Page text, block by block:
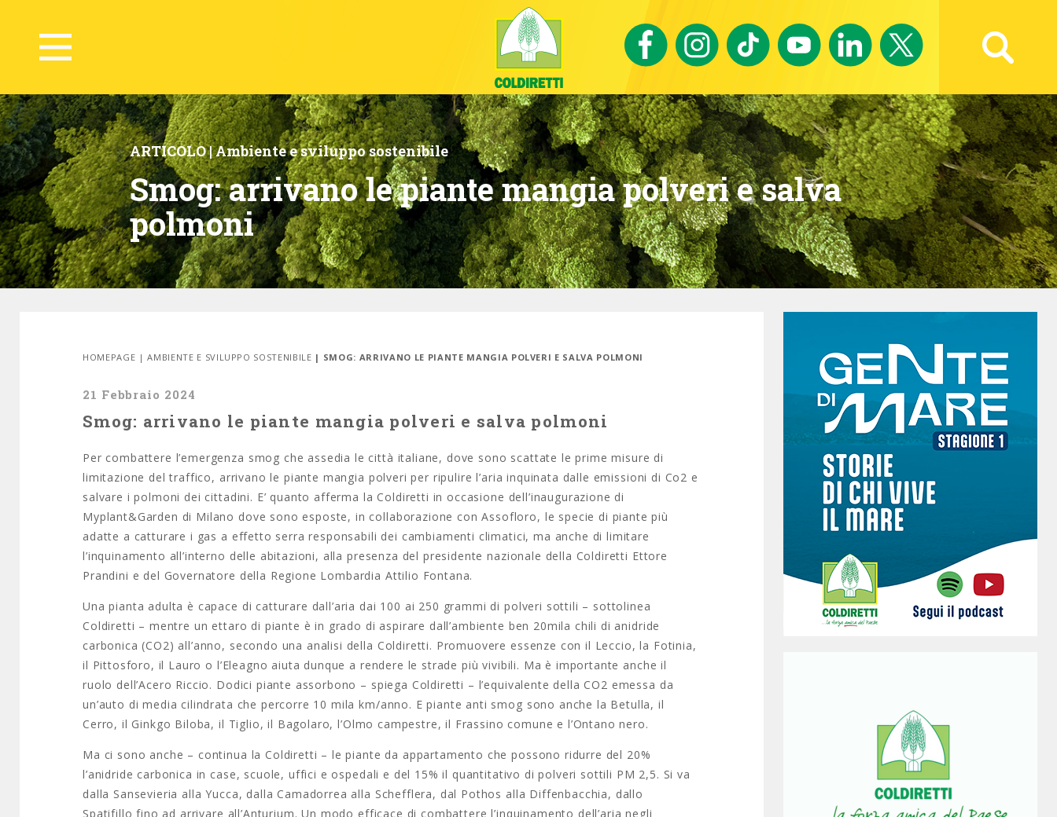
Ricerca avanzata
ARTICOLO |Ambiente e sviluppo sostenibile
Smog: arrivano le piante mangia polveri e salva
polmoni
HOMEPAGE |AMBIENTE E SVILUPPO SOSTENIBILE | SMOG: ARRIVANO LE PIANTE MANGIA POLVERI E SALVA POLMONI
21 Febbraio 2024
Smog: arrivano le piante mangia polveri e salva polmoni
Per combattere l’emergenza smog che assedia le città italiane, dove sono scattate le prime misure di
limitazione del traffico, arrivano le piante mangia polveri per ripulire l’aria inquinata dalle emissioni di Co2 e
salvare i polmoni dei cittadini. E’ quanto afferma la Coldiretti in occasione dell’inaugurazione di
Myplant&Garden di Milano dove sono esposte, in collaborazione con Assofloro, le specie di piante più
adatte a catturare i gas a effetto serra responsabili dei cambiamenti climatici, ma anche di limitare
l’inquinamento all’interno delle abitazioni, alla presenza del presidente nazionale della Coldiretti Ettore
Prandini e del Governatore della Regione Lombardia Attilio Fontana.
Una pianta adulta è capace di catturare dall’aria dai 100 ai 250 grammi di polveri sottili – sottolinea
Coldiretti – mentre un ettaro di piante è in grado di aspirare dall’ambiente ben 20mila chili di anidride
carbonica (CO2) all’anno, secondo una analisi della Coldiretti. Promuovere essenze con il Leccio, la Fotinia,
il Pittosforo, il Lauro o l’Eleagno aiuta dunque a rendere le strade più vivibili. Ma è importante anche il
ruolo dell’Acero Riccio. Dodici piante assorbono – spiega Coldiretti – l’equivalente della CO2 emessa da
un’auto di media cilindrata che percorre 10 mila km/anno. E piante anti smog sono anche la Betulla, il
Cerro, il Ginkgo Biloba, il Tiglio, il Bagolaro, l’Olmo campestre, il Frassino comune e l’Ontano nero.
Ma ci sono anche – continua la Coldiretti – le piante da appartamento che possono ridurre del 20%
l’anidride carbonica in case, scuole, uffici e ospedali e del 15% il quantitativo di polveri sottili PM 2,5. Si va
dalla Sansevieria alla Yucca, dalla Camadorrea alla Schefflera, dal Pothos alla Diffenbacchia, dallo
Spatifillo fino ad arrivare all’Anturium. Un modo efficace di combattere l’inquinamento dell’aria negli